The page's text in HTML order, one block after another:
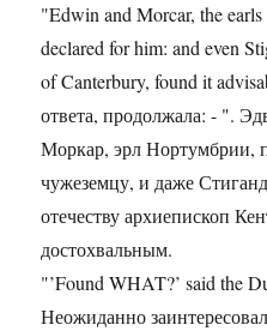
"Edwin and Morcar, the
declared for him: and even
of Canterbury, found it
ответа, продолжала: - ".
Моркар, эрл Нортумбрии,
чужеземцу, и даже
отечеству архиепископ
достохвальным.
"’Found WHAT?’ said the
Неожиданно